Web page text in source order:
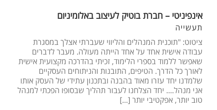
אינפיניטי – חברת בוטיק לעיצוב באלומיניום
תעשייה
ציטוט: "תוכנית המנהלים והליווי שעברתי אצלך במסגרת
עבודה אישית אחד על אחד הייתה מעולה. מעבר לדברים
שאפשר ללמוד בספרי הלימוד, זכיתי בהדרכה מקצועית אישית
לאורך כל הדרך. הטיפים, התובנות והניתוחים העסקיים
שלמדנו יחד עזרו מאוד בהבנה ובתכנון עתידי של העסק אותו
אני מנהל.... יחד הצלחנו לעבור תהליך שבסופו הפכתי למנהל
טוב יותר, אפקטיבי יותר [...]